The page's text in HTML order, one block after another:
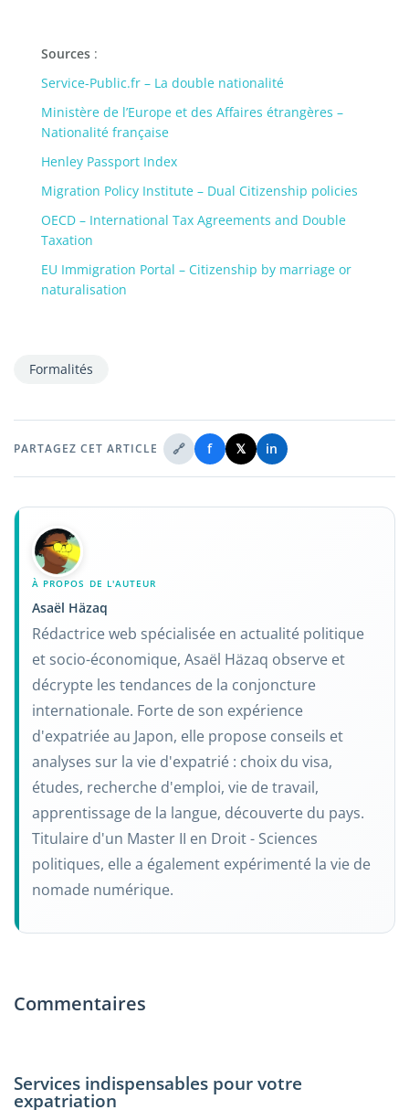
Sources :
Service-Public.fr – La double nationalité
Ministère de l’Europe et des Affaires étrangères –
Nationalité française
Henley Passport Index
Migration Policy Institute – Dual Citizenship policies
OECD – International Tax Agreements and Double
Taxation
EU Immigration Portal – Citizenship by marriage or
naturalisation
Formalités
PARTAGEZ CET ARTICLE 🔗 f 𝕏 in
À PROPOS DE L'AUTEUR
Asaël Häzaq
Rédactrice web spécialisée en actualité politique
et socio-économique, Asaël Häzaq observe et
décrypte les tendances de la conjoncture
internationale. Forte de son expérience
d'expatriée au Japon, elle propose conseils et
analyses sur la vie d'expatrié : choix du visa,
études, recherche d'emploi, vie de travail,
apprentissage de la langue, découverte du pays.
Titulaire d'un Master II en Droit - Sciences
politiques, elle a également expérimenté la vie de
nomade numérique.
Commentaires
Services indispensables pour votre
expatriation